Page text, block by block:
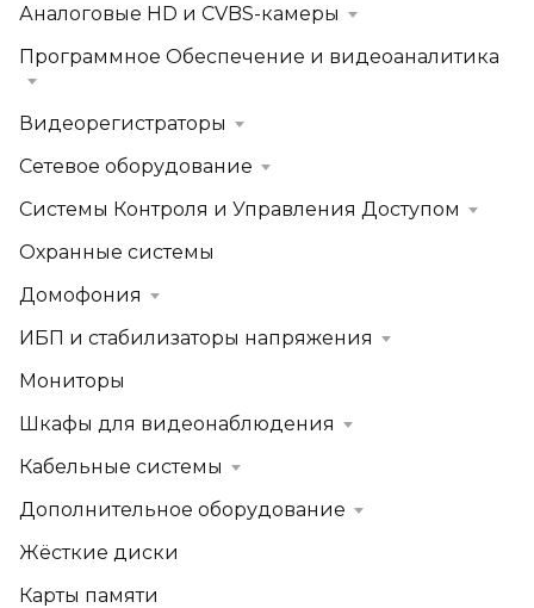
Аналоговые HD и CVBS-камеры
Программное Обеспечение и видеоаналитика
Видеорегистраторы
Сетевое оборудование
Системы Контроля и Управления Доступом
Охранные системы
Домофония
ИБП и стабилизаторы напряжения
Мониторы
Шкафы для видеонаблюдения
Кабельные системы
Дополнительное оборудование
Жёсткие диски
Карты памяти